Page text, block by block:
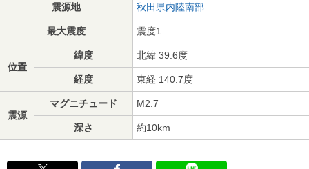
震源地 秋田県内陸南部
最大震度 震度1
位置
緯度 北緯 39.6度
経度 東経 140.7度
震源
マグニチュード M2.7
深さ 約10km